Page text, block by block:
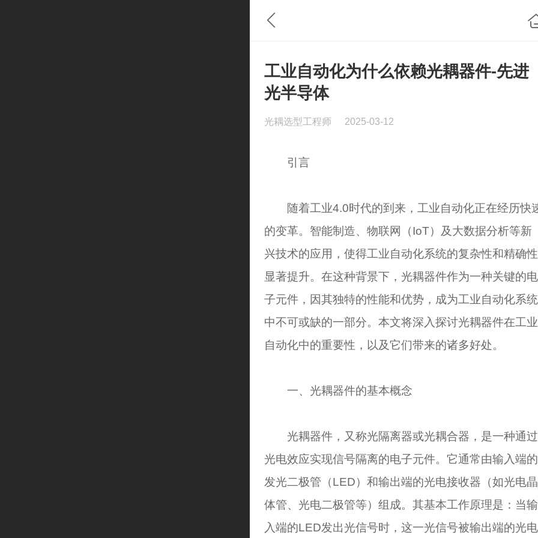
工业自动化为什么依赖光耦器件-先进
光半导体
光耦选型工程师 2025-03-12
引言
随着工业4.0时代的到来，工业自动化正在经历快
的变革。智能制造、物联网（IoT）及大数据分析等新
兴技术的应用，使得工业自动化系统的复杂性和精确性
显著提升。在这种背景下，光耦器件作为一种关键的电
子元件，因其独特的性能和优势，成为工业自动化系统
中不可或缺的一部分。本文将深入探讨光耦器件在工业
自动化中的重要性，以及它们带来的诸多好处。
一、光耦器件的基本概念
光耦器件，又称光隔离器或光耦合器，是一种通过
光电效应实现信号隔离的电子元件。它通常由输入端的
发光二极管（LED）和输出端的光电接收器（如光电晶
体管、光电二极管等）组成。其基本工作原理是：当输
入端的LED发出光信号时，这一光信号被输出端的光电